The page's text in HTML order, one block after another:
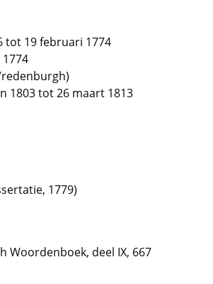
tot 19 februari 1774
1803 tot 26 maart 1813
1779)
Woordenboek, deel IX, 667